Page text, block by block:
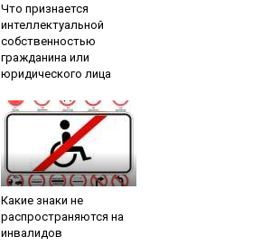
Что признается
интеллектуальной
собственностью
гражданина или
юридического лица
Какие знаки не
распространяются на
инвалидов